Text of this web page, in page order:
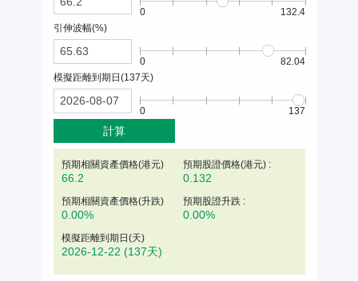
0
132.4
引伸波幅(%)
0
82.04
模擬距離到期日(137天)
0 137
計算
預期相關資產價格(港元)
66.2
預期股證價格(港元) :
0.132
預期相關資產價格(升跌)
0.00%
預期股證升跌 :
0.00%
模擬距離到期日(天)
2026-12-22 (137天)